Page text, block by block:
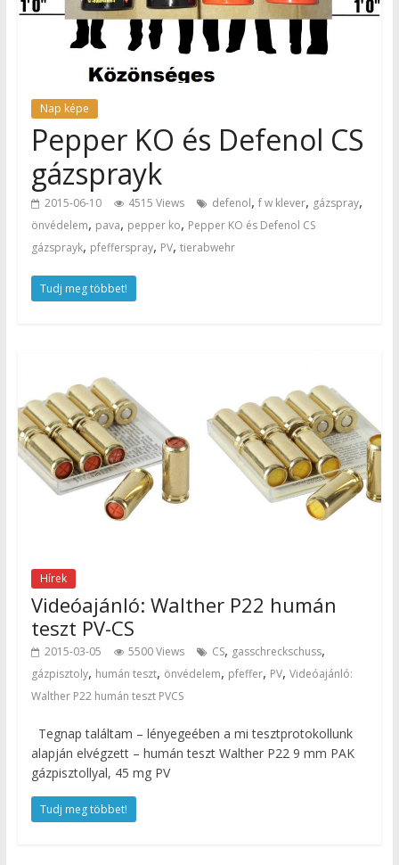
Nap képe
Pepper KO és Defenol CS
gázsprayk
2015-06-10 4515 Views defenol, f w klever, gázspray,
önvédelem, pava, pepper ko, Pepper KO és Defenol CS
gázsprayk, pfefferspray, PV, tierabwehr
Tudj meg többet!
Hírek
Videóajánló: Walther P22 humán
teszt PV-CS
2015-03-05 5500 Views CS, gasschreckschuss,
gázpisztoly, humán teszt, önvédelem, pfeffer, PV, Videóajánló:
Walther P22 humán teszt PVCS
Tegnap találtam – lényegeében a mi tesztprotokollunk
alapján elvégzett – humán teszt Walther P22 9 mm PAK
gázpisztollyal, 45 mg PV
Tudj meg többet!